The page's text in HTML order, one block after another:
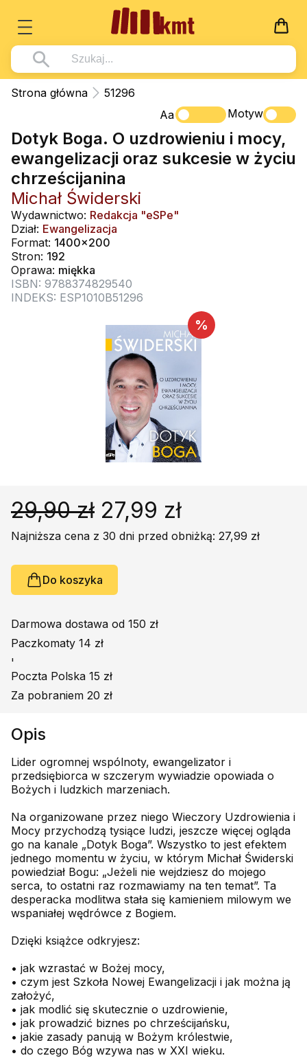
Książki
Wszystko z kategorii - Książki
Pismo Święte
Kościół Katolicki
Duszpasterstwo
Teologia
Życie chrześcijańskie
Duchowość
Literatura piękna
Książki obcojęzyczne
Poradniki, leksykony...
Podręczniki szkolne
Wszystko z kategorii - Multimedia
DVD
CD-ROM
Muzyka
Rekolekcje i inne na CD
Śpiew i modlitwa
Muzyka klasyczna
Dla Dzieci
Wszystko z kategorii - Dla Dzieci
Literatura (D)
Płyty, DVD (D)
Podręczniki i pomoce dydaktyczne
Podręczniki
Wszystko z kategorii - Podręczniki
Podręczniki i pomoce dydaktyczne
Zabawa i Nauka
Nowości
Zaloguj się
Strona główna
51296
Aa
Motyw
%
Dotyk Boga. O uzdrowieniu i mocy,
ewangelizacji oraz sukcesie w życiu
chrześcijanina
Michał Świderski
Wydawnictwo: Redakcja "eSPe"
Dział: Ewangelizacja
Format: 1400x200
Stron: 192
Oprawa: miękka
ISBN: 9788374829540
INDEKS: ESP1010B51296
29,90 zł 27,99 zł
Najniższa cena z 30 dni przed obniżką: 27,99 zł
Do koszyka
Darmowa dostawa od 150 zł
Paczkomaty 14 zł
'
Poczta Polska 15 zł
Za pobraniem 20 zł
Opis
Lider ogromnej wspólnoty, ewangelizator i
przedsiębiorca w szczerym wywiadzie opowiada o
Bożych i ludzkich marzeniach.
Na organizowane przez niego Wieczory Uzdrowienia i
Mocy przychodzą tysiące ludzi, jeszcze więcej ogląda
go na kanale „Dotyk Boga”. Wszystko to jest efektem
jednego momentu w życiu, w którym Michał Świderski
powiedział Bogu: „Jeżeli nie wejdziesz do mojego
serca, to ostatni raz rozmawiamy na ten temat”. Ta
desperacka modlitwa stała się kamieniem milowym we
wspaniałej wędrówce z Bogiem.
Dzięki książce odkryjesz:
• jak wzrastać w Bożej mocy,
• czym jest Szkoła Nowej Ewangelizacji i jak można ją
założyć,
• jak modlić się skutecznie o uzdrowienie,
• jak prowadzić biznes po chrześcijańsku,
• jakie zasady panują w Bożym królestwie,
• do czego Bóg wzywa nas w XXI wieku.